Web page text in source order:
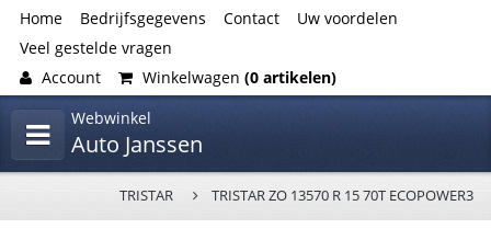
Home Bedrijfsgegevens Contact
Uw voordelen
Veel gestelde vragen
Account
Winkelwagen (0 artikelen)
Webwinkel
Auto Janssen
TRISTAR TRISTAR ZO 13570 R 15 70T ECOPOWER3